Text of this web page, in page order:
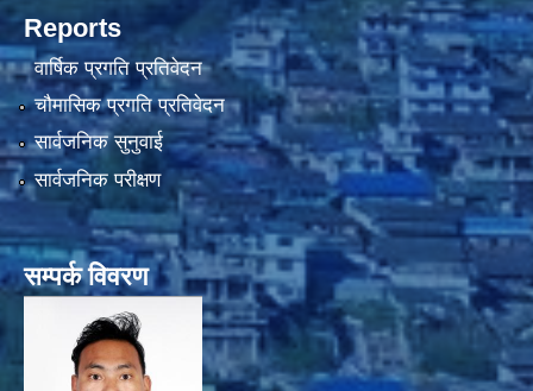
Reports
वार्षिक प्रगति प्रतिवेदन
चौमासिक प्रगति प्रतिवेदन
सार्वजनिक सुनुवाई
सार्वजनिक परीक्षण
सम्पर्क विवरण